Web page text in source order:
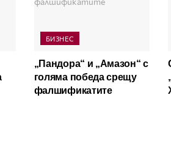
БИЗНЕС
„Пандора“ и „Амазон“ с
голяма победа срещу
фалшификатите